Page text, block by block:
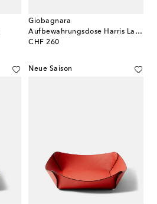
Giobagnara
Aufbewahrungsdose Harris Large aus Leder
CHF 260
original price
Neue Saison